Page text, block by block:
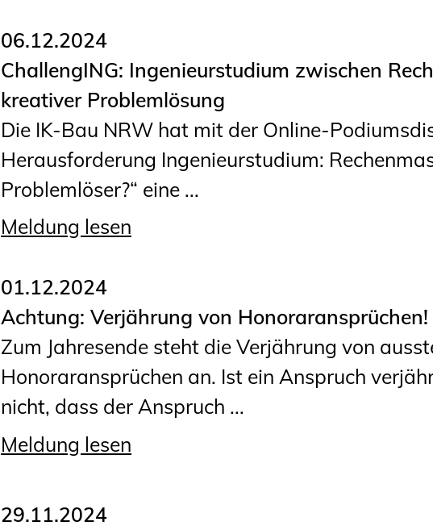
06.12.2024
ChallengING: Ingenieurstudium zwischen
kreativer Problemlösung
Die IK-Bau NRW hat mit der Online-
Herausforderung Ingenieurstudium:
Problemlöser?“ eine ...
Meldung lesen
01.12.2024
Achtung: Verjährung von Honoraransprüchen!
Zum Jahresende steht die Verjährung von
Honoraransprüchen an. Ist ein Anspruch
nicht, dass der Anspruch ...
Meldung lesen
29.11.2024